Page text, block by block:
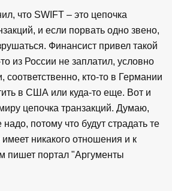
что SWIFT – это цепочка
и если порвать одно звено,
Финансист привел такой
из России не заплатил, условно
соответственно, кто-то в Германии
в США или куда-то еще. Вот и
цепочка транзакций. Думаю,
надо, потому что будут страдать те
никакого отношения и к
пишет портал "Аргументы